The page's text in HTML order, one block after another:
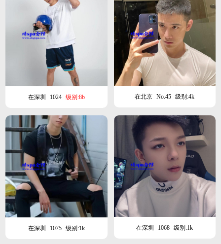
在深圳 1024 级别:8b 在北京 No.45 级别:4k
在深圳 1075 级别:1k 在深圳 1068 级别:1k